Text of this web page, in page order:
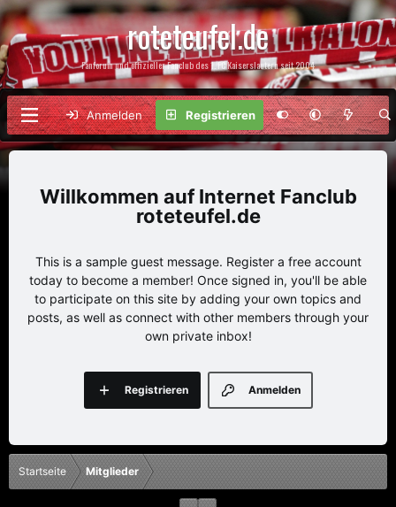
roteteufel.de
Fanforum und offizieller Fanclub des 1. FC Kaiserslautern seit 2004
Anmelden Registrieren
Internet Fanclub
roteteufel.de
This is a sample guest message. Register a free account
today to become a member! Once signed in, you'll be able
to participate on this site by adding your own topics and
posts, as well as connect with other members through your
own private inbox!
Anmelden
Registrieren
Startseite Mitglieder